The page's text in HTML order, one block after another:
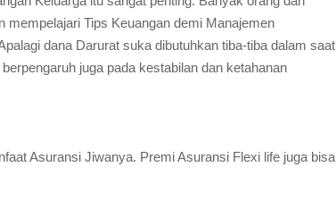
Tips Keuangan demi Manajemen
dana Darurat suka dibutuhkan tiba-tiba dalam saat
juga pada kestabilan dan ketahanan
Asuransi Jiwanya. Premi Asuransi Flexi life juga bisa